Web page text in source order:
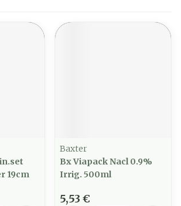
19cm
Baxter
Bx Viapack Nacl 0.9%
Irrig. 500ml
5,53 €